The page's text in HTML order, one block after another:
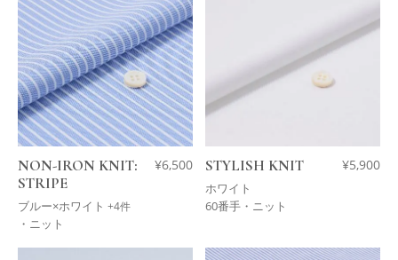
NON-IRON KNIT:
STRIPE
ブルー×ホワイト +4件
¥6,500
・ニット
STYLISH KNIT
ホワイト
¥5,900
60番手・ニット